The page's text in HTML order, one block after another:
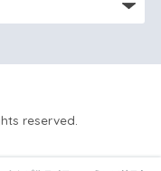
reserved.